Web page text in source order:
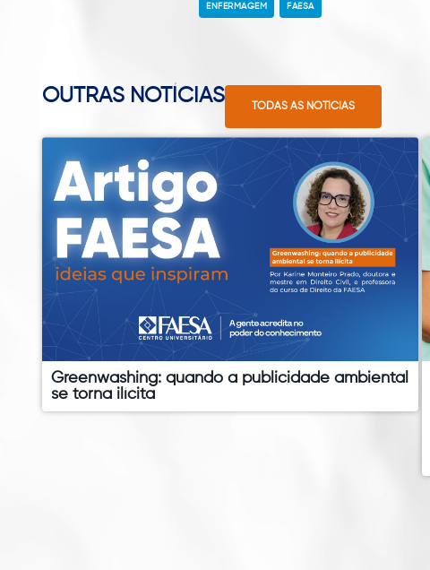
ENFERMAGEM FAESA
OUTRAS NOTÍCIAS TODAS AS NOTÍCIAS
Greenwashing: quando a publicidade ambiental
se torna ilícita